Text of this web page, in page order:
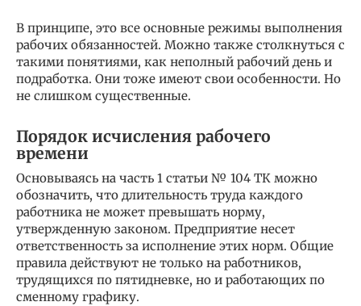
В принципе, это все основные режимы выполнения
рабочих обязанностей. Можно также столкнуться с
такими понятиями, как неполный рабочий день и
подработка. Они тоже имеют свои особенности. Но
не слишком существенные.
Порядок исчисления рабочего
времени
Основываясь на часть 1 статьи № 104 ТК можно
обозначить, что длительность труда каждого
работника не может превышать норму,
утвержденную законом. Предприятие несет
ответственность за исполнение этих норм. Общие
правила действуют не только на работников,
трудящихся по пятидневке, но и работающих по
сменному графику.